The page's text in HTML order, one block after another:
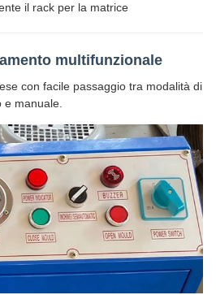
il rack per la matrice
multifunzionale
con facile passaggio tra modalità di
manuale.